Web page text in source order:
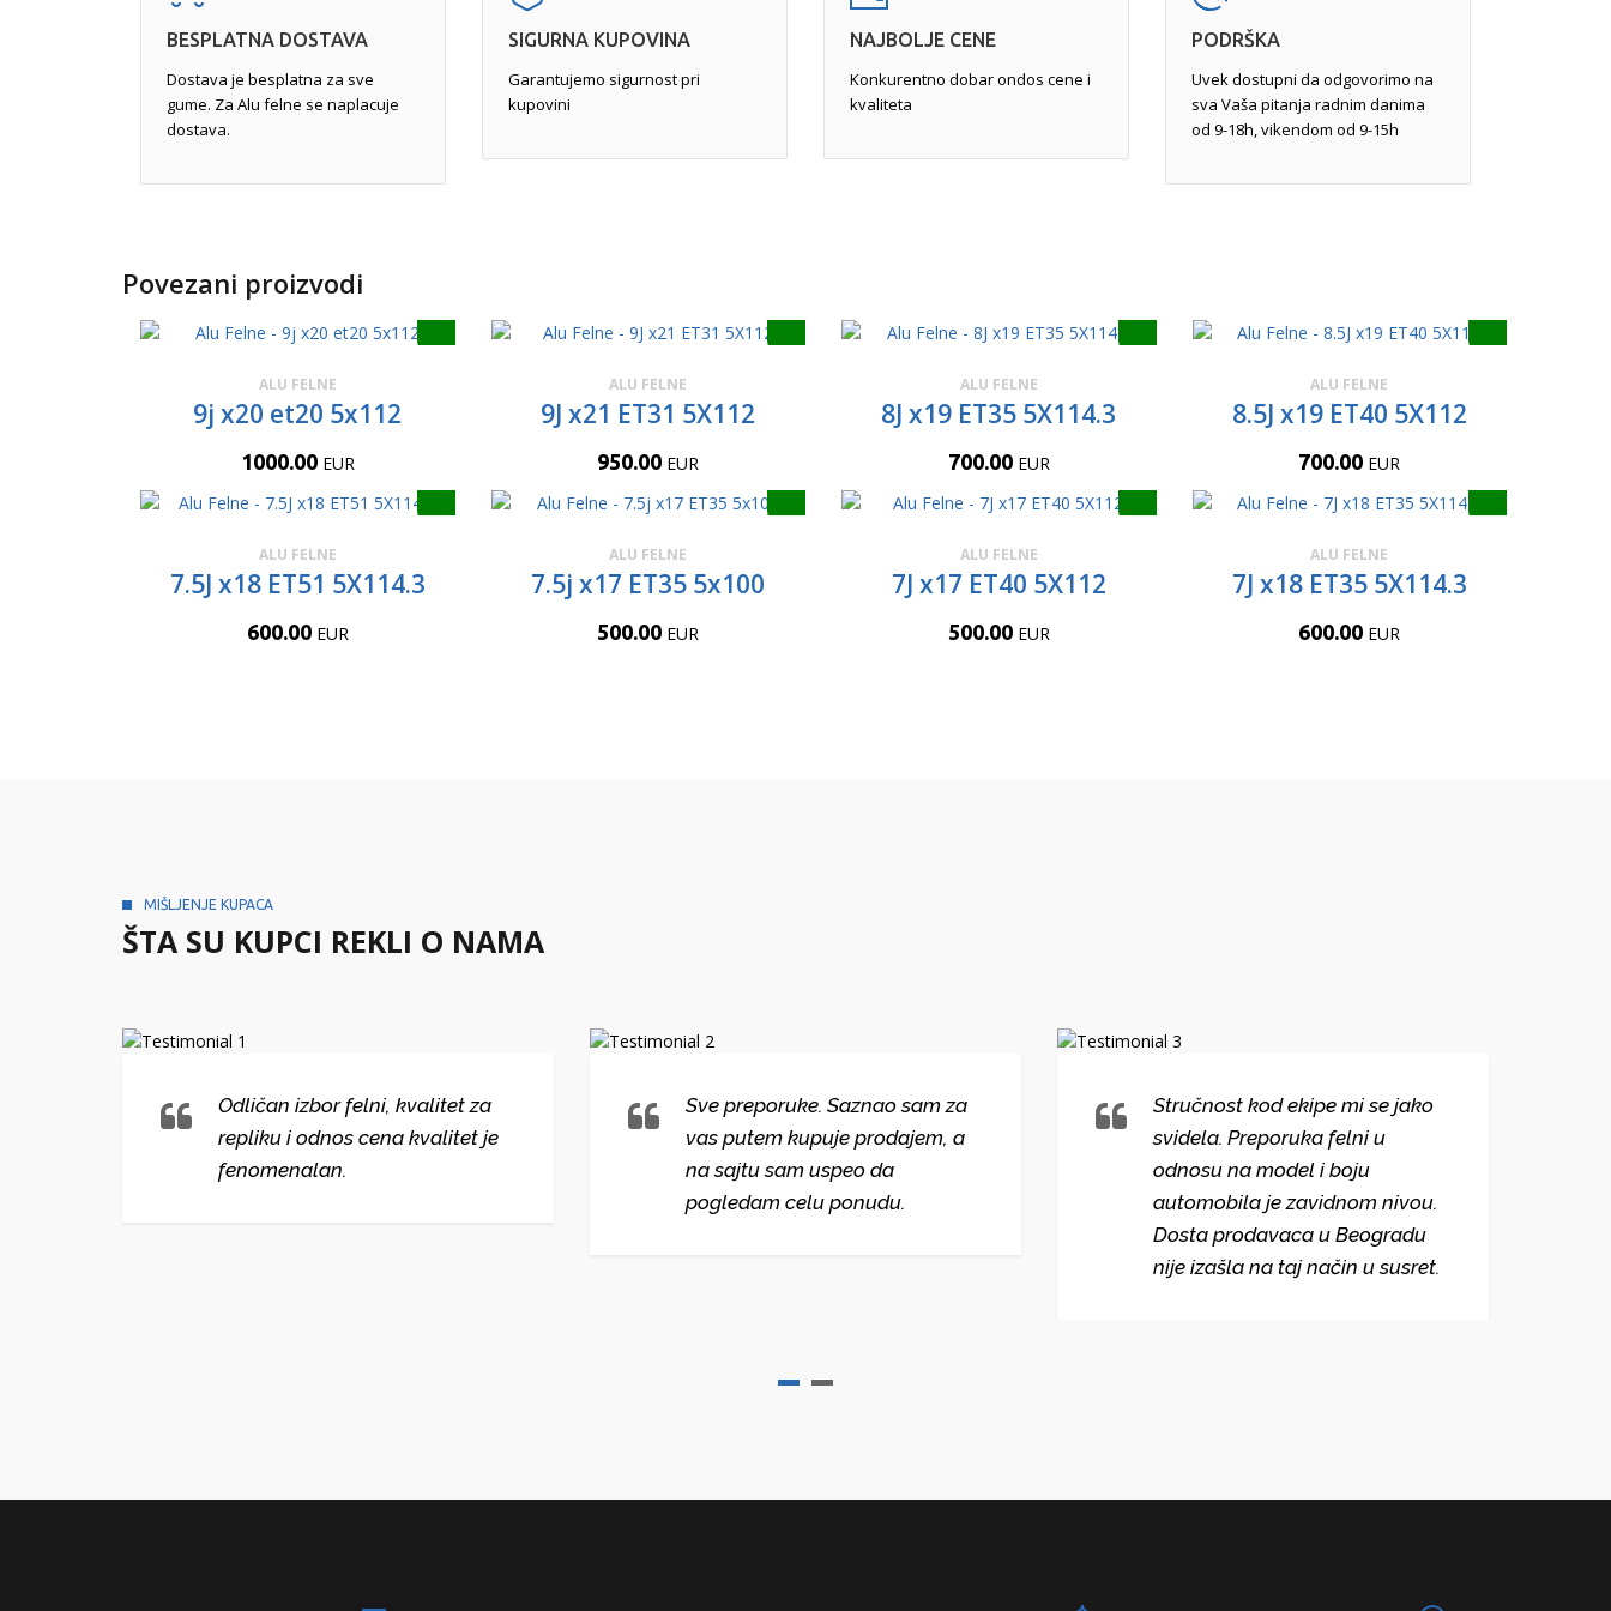
BESPLATNA DOSTAVA
Dostava je besplatna za sve
gume. Za Alu felne se naplacuje
dostava.
SIGURNA KUPOVINA
Garantujemo sigurnost pri
kupovini
NAJBOLJE CENE
Konkurentno dobar ondos cene i
kvaliteta
PODRŠKA
Uvek dostupni da odgovorimo na
sva Vaša pitanja radnim danima
od 9-18h, vikendom od 9-15h
Povezani proizvodi
ALU FELNE
9j x20 et20 5x112
1000.00 EUR
ALU FELNE
9J x21 ET31 5X112
950.00 EUR
ALU FELNE
8J x19 ET35 5X114.3
700.00 EUR
ALU FELNE
8.5J x19 ET40 5X112
700.00 EUR
ALU FELNE
7.5J x18 ET51 5X114.3
600.00 EUR
ALU FELNE
7.5j x17 ET35 5x100
500.00 EUR
ALU FELNE
7J x17 ET40 5X112
500.00 EUR
ALU FELNE
7J x18 ET35 5X114.3
600.00 EUR
MIŠLJENJE KUPACA
ŠTA SU KUPCI REKLI O NAMA
Odličan izbor felni, kvalitet za
repliku i odnos cena kvalitet je
fenomenalan.
Sve preporuke. Saznao sam za
vas putem kupuje prodajem, a
na sajtu sam uspeo da
pogledam celu ponudu.
Stručnost kod ekipe mi se jako
svidela. Preporuka felni u
odnosu na model i boju
automobila je zavidnom nivou.
Dosta prodavaca u Beogradu
nije izašla na taj način u susret.